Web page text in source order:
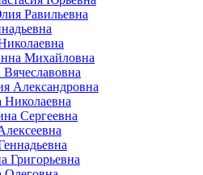
Равильевна
Михайловна
Александровна
Николаевна
Сергеевна
Григорьевна